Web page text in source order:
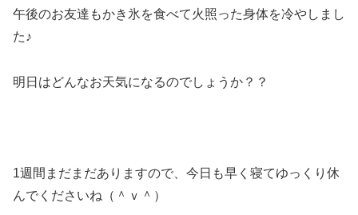
午後のお友達もかき氷を食べて火照った身体を冷やしまし
た♪
明日はどんなお天気になるのでしょうか？？
1週間まだまだありますので、今日も早く寝てゆっくり休
んでくださいね（＾ｖ＾）